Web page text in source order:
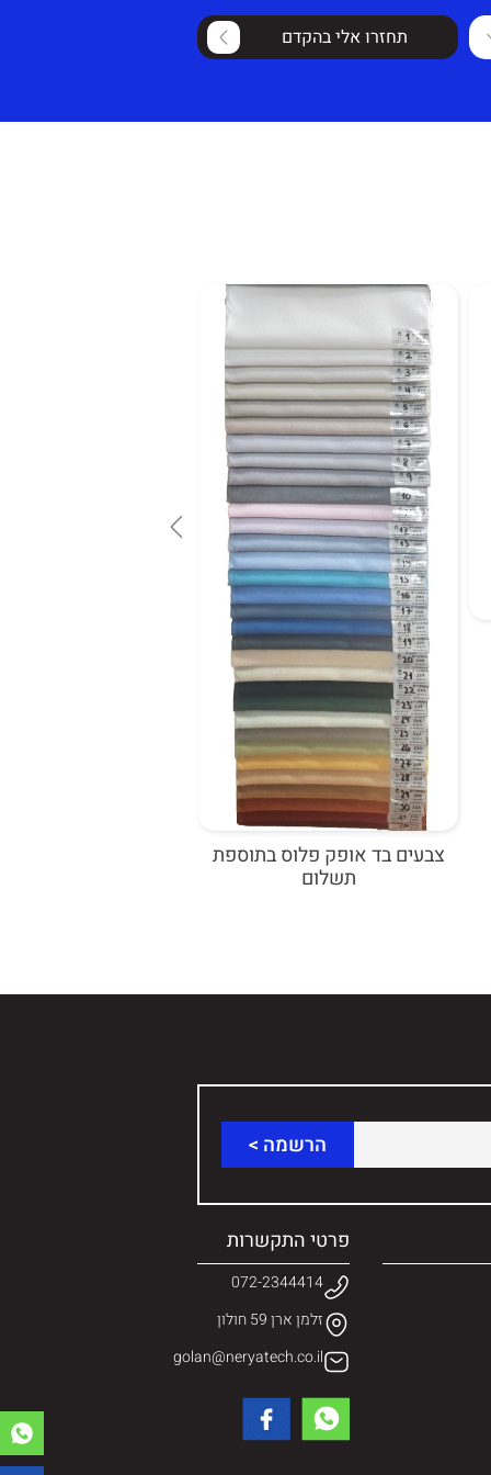
תחזרו אלי בהקדם
צבעים בד אופק פלוס בתוספת
תשלום
פרטי התקשרות
072-2344414
זלמן ארן 59 חולון
golan@neryatech.co.il